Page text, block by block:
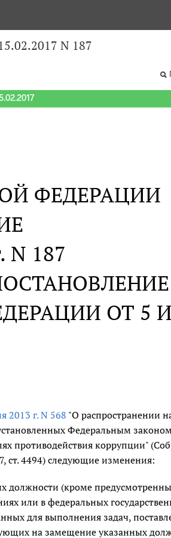
N 187
ФЕДЕРАЦИИ
N 187
ОТ 5
2013 г. N 568 "О распространении
Федеральным
противодействия коррупции"
ст. 4494) следующие изменения:
должности (кроме
или в федеральных
для выполнения задач,
на замещение указанных